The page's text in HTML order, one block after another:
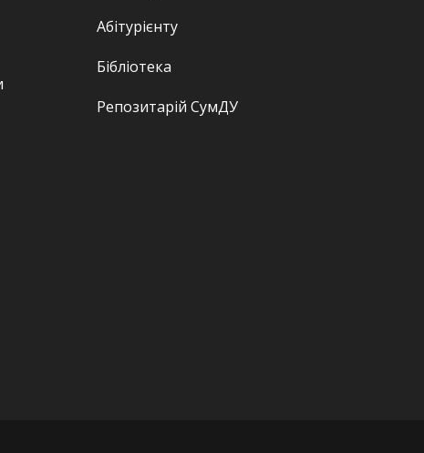
Абітурієнту
Бібліотека
Репозитарій СумДУ